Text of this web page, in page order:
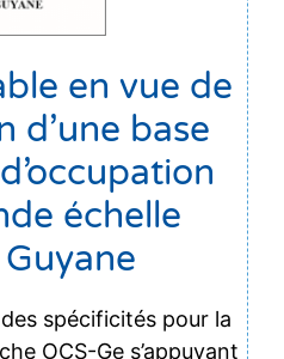
en vue de
d’une base
échelle
Guyane
spécificités pour la
OCS-Ge s’appuyant